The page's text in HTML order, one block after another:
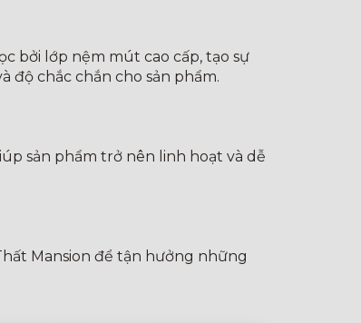
bởi lớp nệm mút cao cấp, tạo sự
độ chắc chắn cho sản phẩm.
sản phẩm trở nên linh hoạt và dễ
Mansion để tận hưởng những